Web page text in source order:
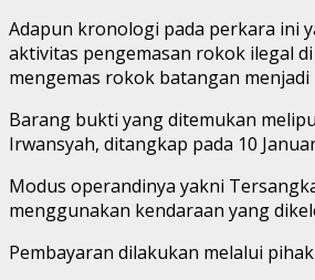
Adapun kronologi pada perkara ini
aktivitas pengemasan rokok ilegal
mengemas rokok batangan menjadi
Barang bukti yang ditemukan
Irwansyah, ditangkap pada 10
Modus operandinya yakni
menggunakan kendaraan yang
Pembayaran dilakukan melalui